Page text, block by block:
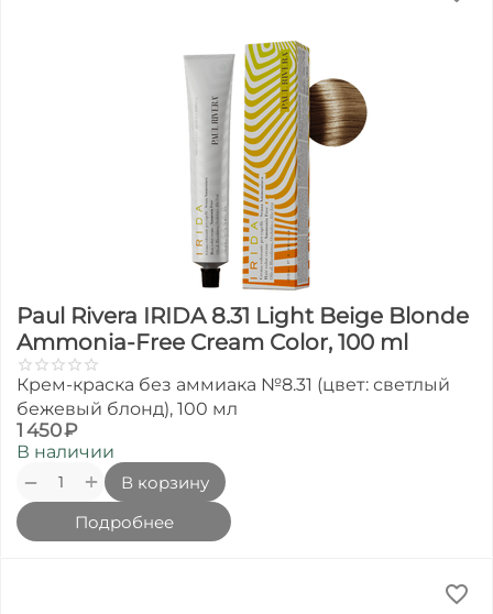
Paul Rivera IRIDA 8.31 Light Beige Blonde
Ammonia-Free Cream Color, 100 ml
Крем-краска без аммиака №8.31 (цвет: светлый
бежевый блонд), 100 мл
1 450₽
В наличии
+
−
В корзину
Подробнее